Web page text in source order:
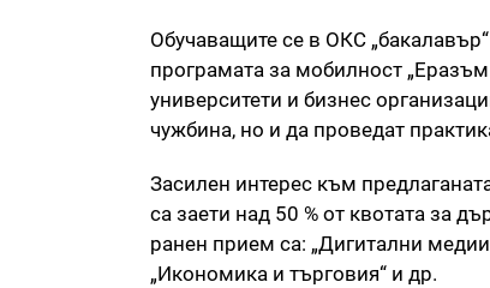
Обучаващите се в ОКС
програмата за мобилност
университети и бизнес
чужбина, но и да проведат
Засилен интерес към
са заети над 50 % от квотата за
ранен прием са: „Дигитални
„Икономика и търговия“ и др.